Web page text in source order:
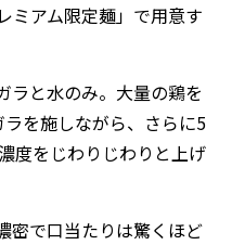
ミアム限定麺」で用意す
ラと水のみ。大量の鶏を
を施しながら、さらに5
度をじわりじわりと上げ
密で口当たりは驚くほど